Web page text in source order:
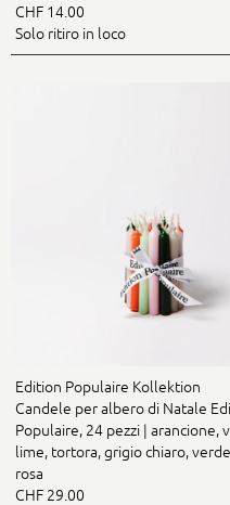
CHF 14.00
Solo ritiro in loco
Edition Populaire Kollektion
Candele per albero di Natale
Populaire, 24 pezzi | arancione,
lime, tortora, grigio chiaro,
rosa
CHF 29.00